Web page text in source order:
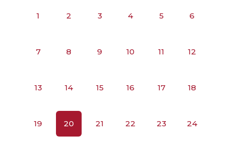
1 2 3 4 5 6
7 8 9 10 11 12
13 14 15 16 17 18
19 20 21 22 23 24